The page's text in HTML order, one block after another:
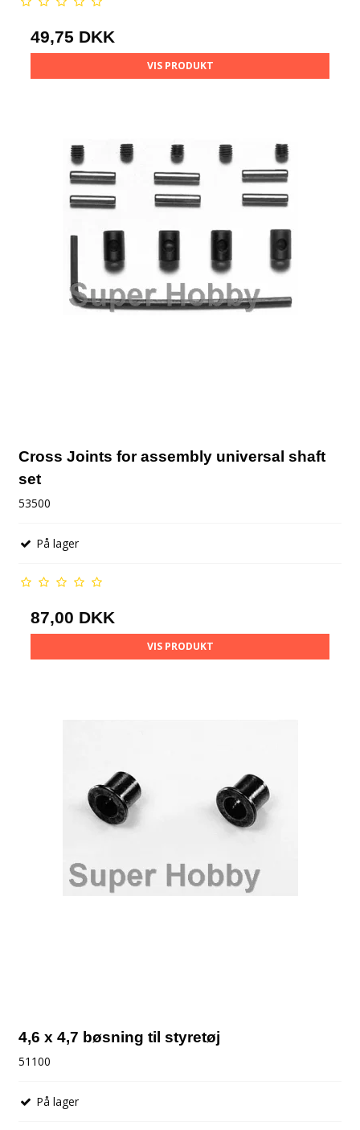
49,75 DKK
VIS PRODUKT
Cross Joints for assembly universal shaft
set
53500
På lager
87,00 DKK
VIS PRODUKT
4,6 x 4,7 bøsning til styretøj
51100
På lager